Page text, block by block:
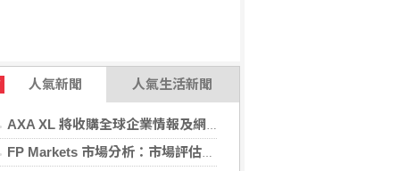
人氣新聞 人氣生活新聞
AXA XL 將收購全球企業情報及網絡安全顧問公司 S-RM
FP Markets 市場分析：市場評估下一步走勢，日圓再臨十字路口